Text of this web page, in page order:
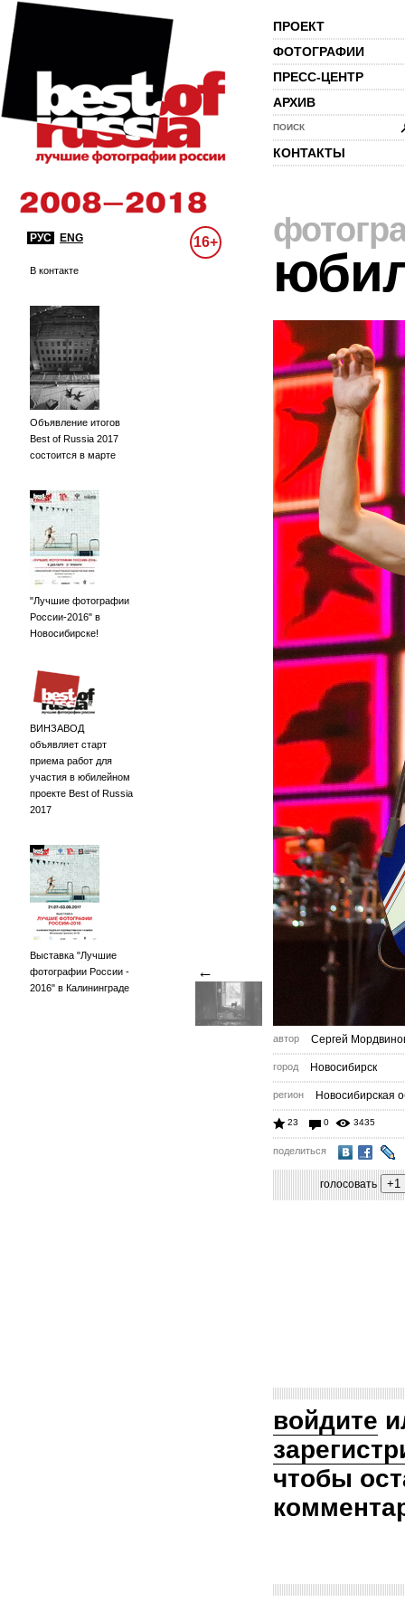
ПРОЕКТ
ФОТОГРАФИИ
ПРЕСС-ЦЕНТР
АРХИВ
ПОИСК
КОНТАКТЫ
РУС ENG 16+
В контакте
Объявление итогов
Best of Russia 2017
состоится в марте
"Лучшие фотографии
России-2016" в
Новосибирске!
ВИНЗАВОД
объявляет старт
приема работ для
участия в юбилейном
проекте Best of Russia
2017
Выставка "Лучшие
фотографии России -
2016" в Калининграде
←
автор Сергей
город Новосибирск
регион Новосибирская
23 0 3435
поделиться
голосовать
войдите
чтобы